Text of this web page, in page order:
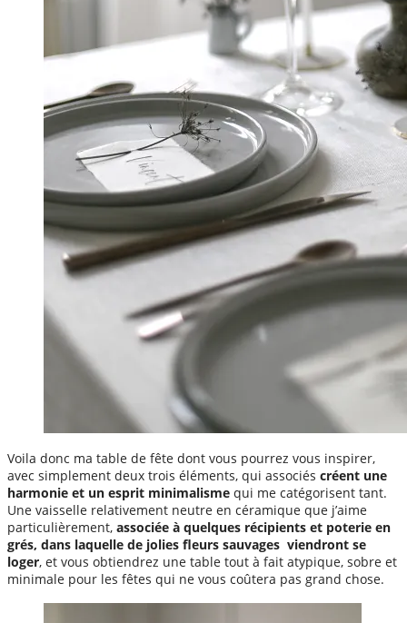
Voila donc ma table de fête dont vous pourrez vous inspirer,
avec simplement deux trois éléments, qui associés créent une
harmonie et un esprit minimalisme qui me catégorisent tant.
Une vaisselle relativement neutre en céramique que j’aime
particulièrement, associée à quelques récipients et poterie en
grés, dans laquelle de jolies fleurs sauvages viendront se
loger, et vous obtiendrez une table tout à fait atypique, sobre et
minimale pour les fêtes qui ne vous coûtera pas grand chose.